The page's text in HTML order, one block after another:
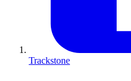
Trackstone